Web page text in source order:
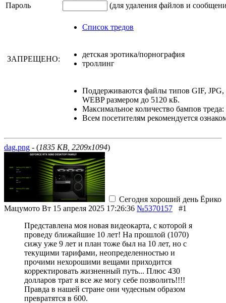
Пароль
(для удаления файлов и
Список тредов
ЗАПРЕЩЕНО:
детская эротика/порнография
троллинг
Поддерживаются файлы типов GIF,
WEBP размером до 5120 кБ.
Максимальное количество бампов треда:
Всем посетителям рекомендуется
dag.png - (1835 KB, 2209x1094)
Сегодня хороший день Ёрико
Мацумото Вт 15 апреля 2025 17:26:36 №5370157
#1
Представлена моя новая видеокарта, с которой я
проведу ближайшие 10 лет! На прошлой (1070)
сижу уже 9 лет и план тоже был на 10 лет, но с
текущими тарифами, неопределенностью и
прочими нехорошими вещами приходится
корректировать жизненный путь... Плюс 430
долларов трат я все же могу себе позволить!!!!
Правда в нашей стране они чудесным образом
превратятся в 600.